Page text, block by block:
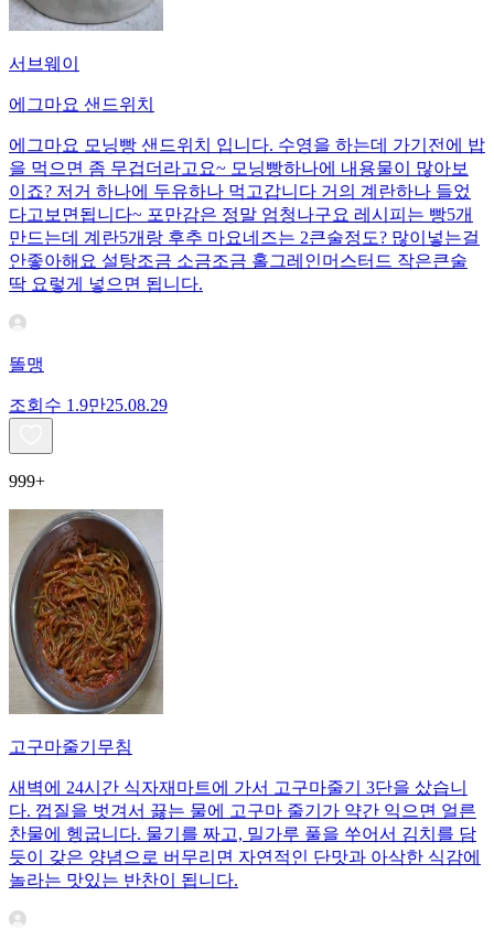
서브웨이
에그마요 샌드위치
에그마요 모닝빵 샌드위치 입니다. 수영을 하는데 가기전에 밥
을 먹으면 좀 무겁더라고요~ 모닝빵하나에 내용물이 많아보
이죠? 저거 하나에 두유하나 먹고갑니다 거의 계란하나 들었
다고보면됩니다~ 포만감은 정말 엄청나구요 레시피는 빵5개
만드는데 계란5개랑 후추 마요네즈는 2큰술정도? 많이넣는걸
안좋아해요 설탕조금 소금조금 홀그레인머스터드 작은큰술
딱 요렇게 넣으면 됩니다.
똘맹
조회수 1.9만25.08.29
999+
고구마줄기무침
새벽에 24시간 식자재마트에 가서 고구마줄기 3단을 샀습니
다. 껍질을 벗겨서 끓는 물에 고구마 줄기가 약간 익으면 얼른
찬물에 헹굽니다. 물기를 짜고, 밀가루 풀을 쑤어서 김치를 담
듯이 갖은 양념으로 버무리면 자연적인 단맛과 아삭한 식감에
놀라는 맛있는 반찬이 됩니다.